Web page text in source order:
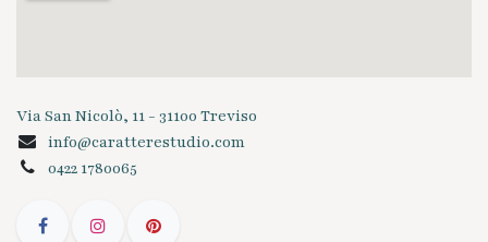
Via San Nicolò, 11 - 31100 Treviso
info@caratterestudio.com
0422 1780065